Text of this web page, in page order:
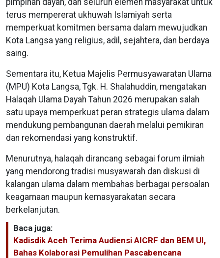
terus mempererat ukhuwah Islamiyah serta
memperkuat komitmen bersama dalam mewujudkan
Kota Langsa yang religius, adil, sejahtera, dan berdaya
saing.
Sementara itu, Ketua Majelis Permusyawaratan Ulama
(MPU) Kota Langsa, Tgk. H. Shalahuddin, mengatakan
Halaqah Ulama Dayah Tahun 2026 merupakan salah
satu upaya memperkuat peran strategis ulama dalam
mendukung pembangunan daerah melalui pemikiran
dan rekomendasi yang konstruktif.
Menurutnya, halaqah dirancang sebagai forum ilmiah
yang mendorong tradisi musyawarah dan diskusi di
kalangan ulama dalam membahas berbagai persoalan
keagamaan maupun kemasyarakatan secara
berkelanjutan.
Baca juga:
Kadisdik Aceh Terima Audiensi AICRF dan BEM UI,
Bahas Kolaborasi Pemulihan Pascabencana